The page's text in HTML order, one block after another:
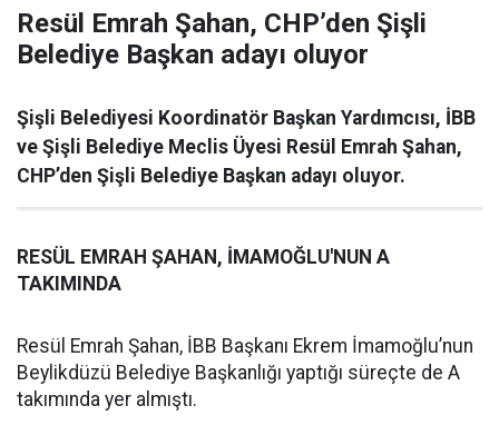
Resül Emrah Şahan, CHP’den Şişli
Belediye Başkan adayı oluyor
Şişli Belediyesi Koordinatör Başkan Yardımcısı, İBB
ve Şişli Belediye Meclis Üyesi Resül Emrah Şahan,
CHP’den Şişli Belediye Başkan adayı oluyor.
RESÜL EMRAH ŞAHAN, İMAMOĞLU'NUN A
TAKIMINDA
Resül Emrah Şahan, İBB Başkanı Ekrem İmamoğlu’nun
Beylikdüzü Belediye Başkanlığı yaptığı süreçte de A
takımında yer almıştı.